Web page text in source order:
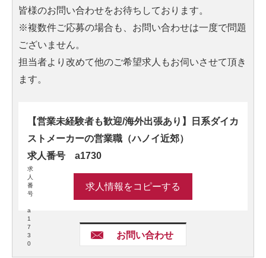
皆様のお問い合わせをお待ちしております。
※複数件ご応募の場合も、お問い合わせは一度で問題
ございません。
担当者より改めて他のご希望求人もお伺いさせて頂き
ます。
求
人
番
号
a
1
7
3
0
【営業未経験者も歓迎/海外出張あり】日系ダイカ
ストメーカーの営業職（ハノイ近郊）
求人番号 a1730
求人情報をコピーする
お問い合わせ